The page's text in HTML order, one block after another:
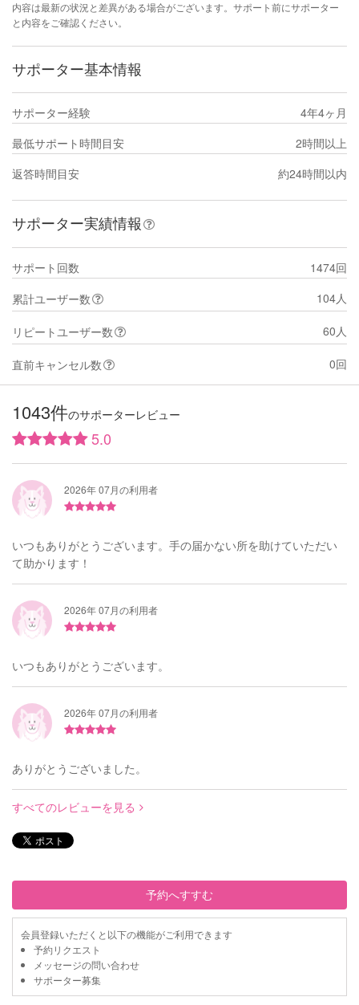
内容は最新の状況と差異がある場合がございます。サポート前にサポーター
と内容をご確認ください。
サポーター基本情報
サポーター経験
4年4ヶ月
最低サポート時間目安
2時間以上
返答時間目安
約24時間以内
サポーター実績情報
サポート回数
1474回
累計ユーザー数
104人
リピートユーザー数 60人
直前キャンセル数 0回
1043件のサポーターレビュー
5.0
2026年 07月の利用者
いつもありがとうございます。手の届かない所を助けていただい
て助かります！
2026年 07月の利用者
いつもありがとうございます。
2026年 07月の利用者
ありがとうございました。
すべてのレビューを見る
予約へすすむ
会員登録いただくと以下の機能がご利用できます
予約リクエスト
メッセージの問い合わせ
サポーター募集